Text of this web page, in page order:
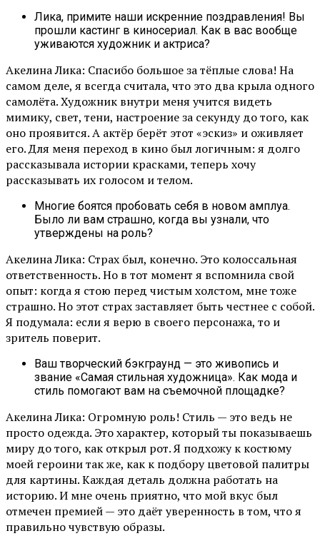
Лика, примите наши искренние поздравления! Вы
прошли кастинг в киносериал. Как в вас вообще
уживаются художник и актриса?
Акелина Лика: Спасибо большое за тёплые слова! На
самом деле, я всегда считала, что это два крыла одного
самолёта. Художник внутри меня учится видеть
мимику, свет, тени, настроение за секунду до того, как
оно проявится. А актёр берёт этот «эскиз» и оживляет
его. Для меня переход в кино был логичным: я долго
рассказывала истории красками, теперь хочу
рассказывать их голосом и телом.
Многие боятся пробовать себя в новом амплуа.
Было ли вам страшно, когда вы узнали, что
утверждены на роль?
Акелина Лика: Страх был, конечно. Это колоссальная
ответственность. Но в тот момент я вспомнила свой
опыт: когда я стою перед чистым холстом, мне тоже
страшно. Но этот страх заставляет быть честнее с собой.
Я подумала: если я верю в своего персонажа, то и
зритель поверит.
Ваш творческий бэкграунд — это живопись и
звание «Самая стильная художница». Как мода и
стиль помогают вам на съемочной площадке?
Акелина Лика: Огромную роль! Стиль — это ведь не
просто одежда. Это характер, который ты показываешь
миру до того, как открыл рот. Я подхожу к костюму
моей героини так же, как к подбору цветовой палитры
для картины. Каждая деталь должна работать на
историю. И мне очень приятно, что мой вкус был
отмечен премией — это даёт уверенность в том, что я
правильно чувствую образы.